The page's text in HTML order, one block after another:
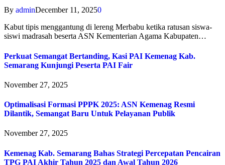
By adminDecember 11, 20250
Kabut tipis menggantung di lereng Merbabu ketika ratusan siswa-
siswi madrasah beserta ASN Kementerian Agama Kabupaten…
Perkuat Semangat Bertanding, Kasi PAI Kemenag Kab.
Semarang Kunjungi Peserta PAI Fair
November 27, 2025
Optimalisasi Formasi PPPK 2025: ASN Kemenag Resmi
Dilantik, Semangat Baru Untuk Pelayanan Publik
November 27, 2025
Kemenag Kab. Semarang Bahas Strategi Percepatan Pencairan
TPG PAI Akhir Tahun 2025 dan Awal Tahun 2026